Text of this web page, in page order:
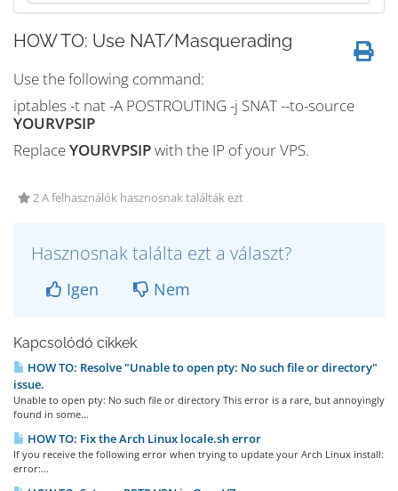
HOW TO: Use NAT/Masquerading
Use the following command:
iptables -t nat -A POSTROUTING -j SNAT --to-source
YOURVPSIP
ReplaceYOURVPSIPwith the IP of your VPS.
2 A felhasználók hasznosnak találták ezt
Hasznosnak találta ezt a választ?
Igen Nem
Kapcsolódó cikkek
HOW TO: Resolve "Unable to open pty: No such file or directory"
issue.
Unable to open pty: No such file or directory This error is a rare, but annoyingly
found in some...
HOW TO: Fix the Arch Linux locale.sh error
If you receive the following error when trying to update your Arch Linux install:
error:...